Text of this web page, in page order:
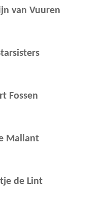
van Vuuren
Fossen
Mallant
de Lint